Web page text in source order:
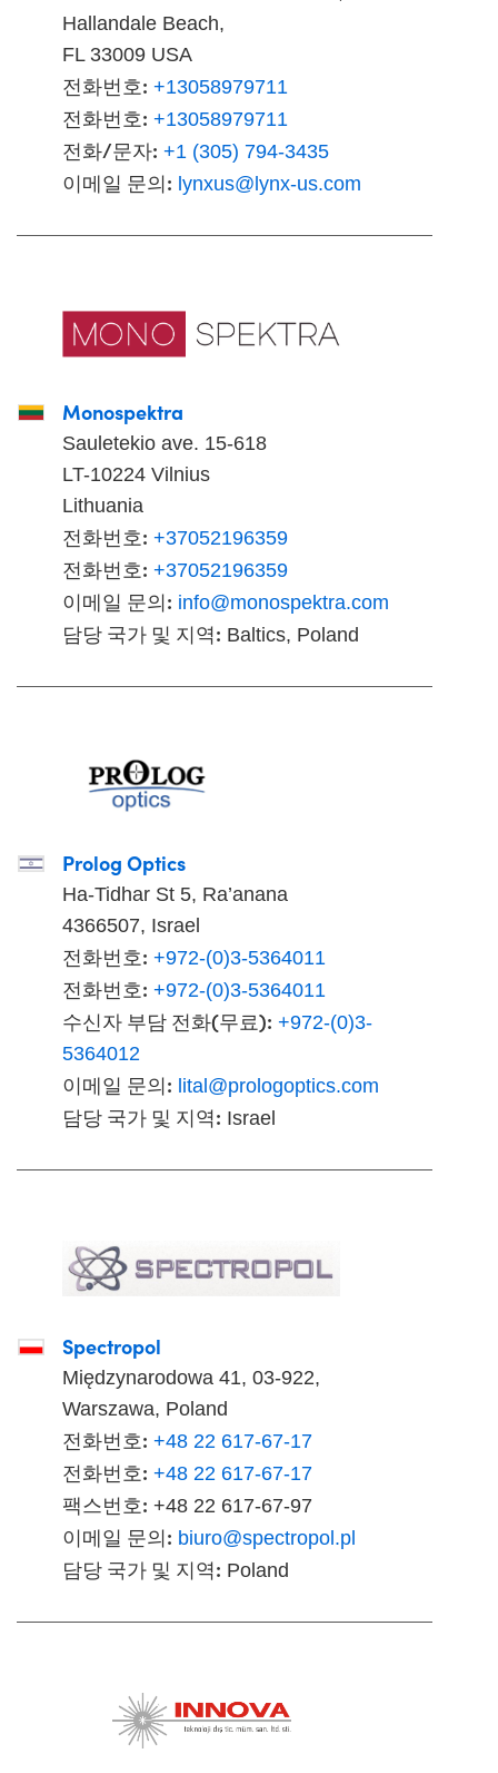
Hallandale Beach,
FL 33009 USA
전화번호: +13058979711
전화번호: +13058979711
전화/문자: +1 (305) 794-3435
이메일 문의: lynxus@lynx-us.com
Monospektra
Sauletekio ave. 15-618
LT-10224 Vilnius
Lithuania
전화번호: +37052196359
전화번호: +37052196359
이메일 문의: info@monospektra.com
담당 국가 및 지역: Baltics, Poland
Prolog Optics
Ha-Tidhar St 5, Ra’anana
4366507, Israel
전화번호: +972-(0)3-5364011
전화번호: +972-(0)3-5364011
수신자 부담 전화(무료): +972-(0)3-
5364012
이메일 문의: lital@prologoptics.com
담당 국가 및 지역: Israel
Spectropol
Międzynarodowa 41, 03-922,
Warszawa, Poland
전화번호: +48 22 617-67-17
전화번호: +48 22 617-67-17
팩스번호: +48 22 617-67-97
이메일 문의: biuro@spectropol.pl
담당 국가 및 지역: Poland